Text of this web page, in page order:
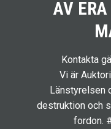
AV ERA
Kontakta
Vi är
Länstyrelsen
destruktion och
fordon.